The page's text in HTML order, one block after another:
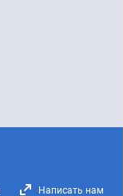
Написать нам